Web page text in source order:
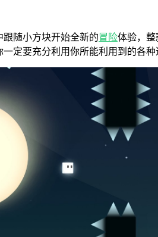
跟随小方块开始全新的冒险体验，整
定要充分利用你所能利用到的各种